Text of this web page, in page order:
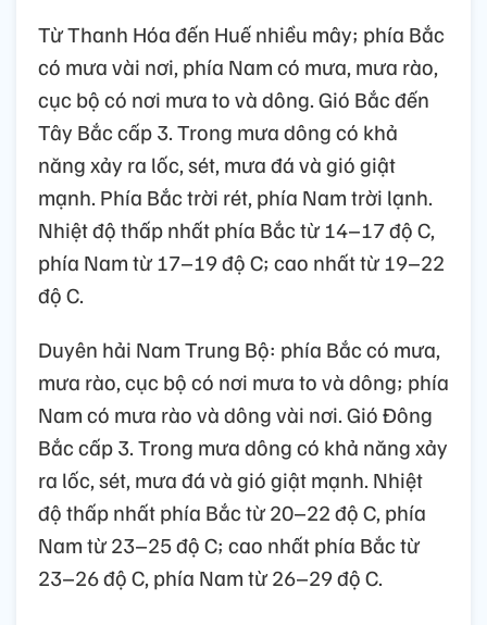
Từ Thanh Hóa đến Huế nhiều mây; phía Bắc
có mưa vài nơi, phía Nam có mưa, mưa rào,
cục bộ có nơi mưa to và dông. Gió Bắc đến
Tây Bắc cấp 3. Trong mưa dông có khả
năng xảy ra lốc, sét, mưa đá và gió giật
mạnh. Phía Bắc trời rét, phía Nam trời lạnh.
Nhiệt độ thấp nhất phía Bắc từ 14–17 độ C,
phía Nam từ 17–19 độ C; cao nhất từ 19–22
độ C.
Duyên hải Nam Trung Bộ: phía Bắc có mưa,
mưa rào, cục bộ có nơi mưa to và dông; phía
Nam có mưa rào và dông vài nơi. Gió Đông
Bắc cấp 3. Trong mưa dông có khả năng xảy
ra lốc, sét, mưa đá và gió giật mạnh. Nhiệt
độ thấp nhất phía Bắc từ 20–22 độ C, phía
Nam từ 23–25 độ C; cao nhất phía Bắc từ
23–26 độ C, phía Nam từ 26–29 độ C.